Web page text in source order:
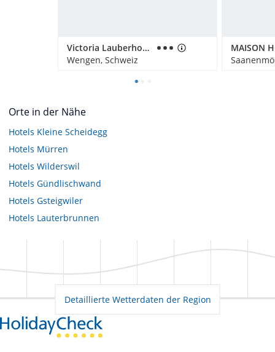
Victoria Lauberhorn Wengen, a Faern Collection Hotel
Wengen, Schweiz
MAISON
Orte in der Nähe
Hotels Kleine Scheidegg
Hotels Mürren
Hotels Wilderswil
Hotels Gündlischwand
Hotels Gsteigwiler
Hotels Lauterbrunnen
Detaillierte Wetterdaten der Region